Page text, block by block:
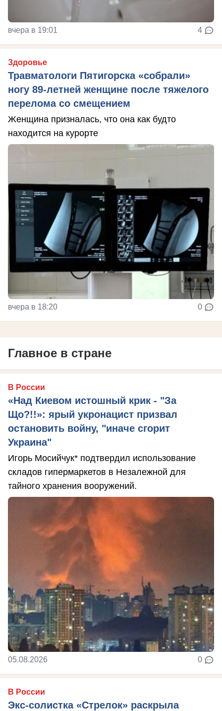
вчера в 19:01 4
Здоровье
Травматологи Пятигорска «собрали»
ногу 89-летней женщине после тяжелого
перелома со смещением
Женщина призналась, что она как будто
находится на курорте
вчера в 18:20 0
Главное в стране
В России
«Над Киевом истошный крик - "За
Що?!!»: ярый укронацист призвал
остановить войну, "иначе сгорит
Украина"
Игорь Мосийчук* подтвердил использование
складов гипермаркетов в Незалежной для
тайного хранения вооружений.
05.08.2026 0
В России
Экс-солистка «Стрелок» раскрыла